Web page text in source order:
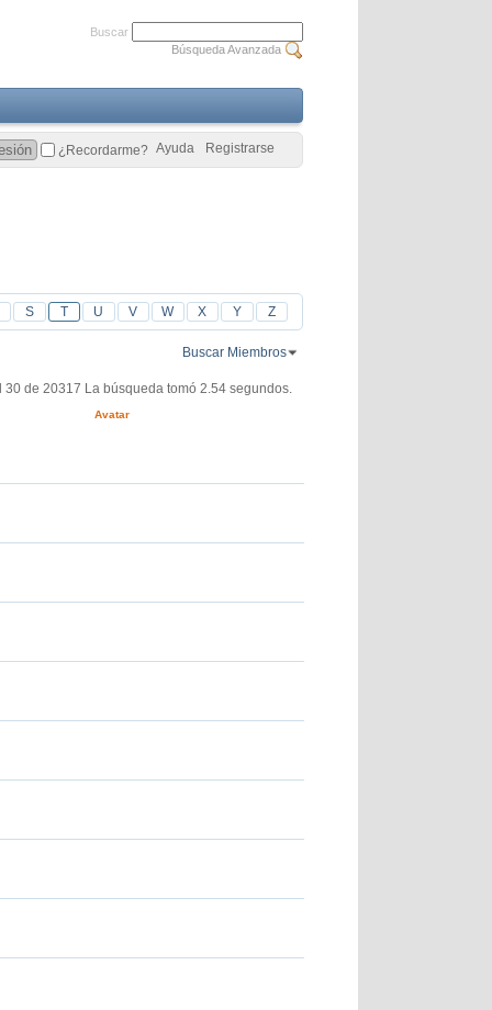
S T U V W X Y Z
Buscar Miembros
30 de 20317 La búsqueda tomó 2.54 segundos.
Avatar
Buscar
Búsqueda Avanzada
Registrarse
Ayuda
¿Recordarme?